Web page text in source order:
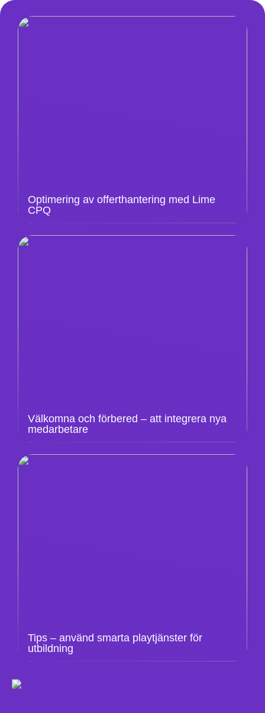
Optimering av offerthantering med Lime
CPQ
Välkomna och förbered – att integrera nya
medarbetare
Tips – använd smarta playtjänster för
utbildning